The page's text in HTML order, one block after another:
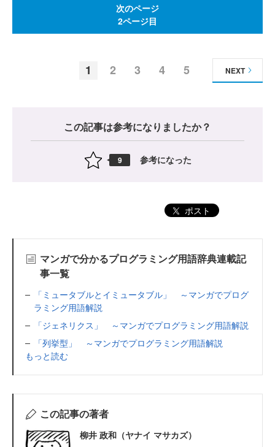
次のページ
2ページ目
1 2 3 4 5 NEXT
この記事は参考になりましたか？
9 参考になった
ポスト
マンガで分かるプログラミング用語辞典連載記
事一覧
「ミュータブルとイミュータブル」 ～マンガでプログ
ラミング用語解説
「ジェネリクス」 ～マンガでプログラミング用語解説
「列挙型」 ～マンガでプログラミング用語解説
もっと読む
この記事の著者
柳井 政和（ヤナイ マサカズ）